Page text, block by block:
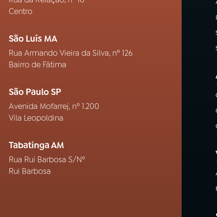
Centro
São Luís MA
Rua Armando Vieira da Silva, nº 126
Bairro de Fátima
São Paulo SP
Avenida Mofarrej, nº 1.200
Vila Leopoldina
Tabatinga AM
Rua Rui Barbosa S/Nº
Rui Barbosa